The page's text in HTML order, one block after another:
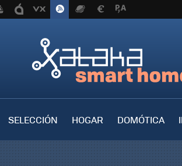
SELECCIÓN HOGAR DOMÓTICA